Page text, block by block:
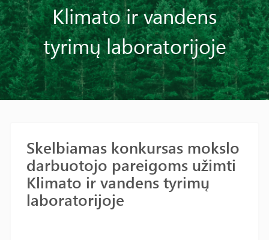
Klimato ir vandens
tyrimų laboratorijoje
Skelbiamas konkursas mokslo
darbuotojo pareigoms užimti
Klimato ir vandens tyrimų
laboratorijoje